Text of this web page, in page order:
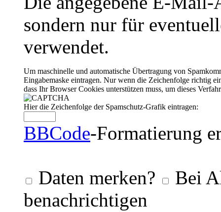
sondern nur für
verwendet.
Um maschinelle und automatische Übertragung von
Eingabemaske eintragen. Nur wenn die Zeichenfolge richtig
dass Ihr Browser Cookies unterstützen muss, um dieses
Hier die Zeichenfolge der Spamschutz-Grafik eintragen:
BBCode-Formatierung
Daten merken?
Bei
benachrichtigen